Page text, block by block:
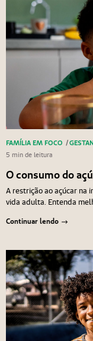
FAMÍLIA EM FOCO /
5 min de leitura
O consumo do
A restrição ao açúcar na
vida adulta. Entenda
Continuar lendo